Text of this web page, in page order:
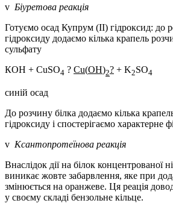
v Біуретова реакція
Готуємо осад Купрум (ІІ) гідроксид: до
гідроксиду додаємо кілька крапель
сульфату
КОН + СuSO4 ? Cu(OH)2? + K2SO4
синій осад
До розчину білка додаємо кілька
гідроксиду і спостерігаємо характерне
v Ксантопротеїнова реакція
Внаслідок дії на білок концентрованої
виникає жовте забарвлення, яке при
змінюється на оранжеве. Ця реація
у своєму складі бензольне кільце.